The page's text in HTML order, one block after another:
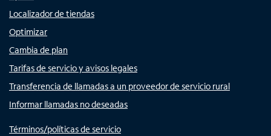
Localizador de tiendas
Optimizar
Cambia de plan
Tarifas de servicio y avisos legales
Transferencia de llamadas a un proveedor de servicio rural
Informar llamadas no deseadas
Términos/políticas de servicio